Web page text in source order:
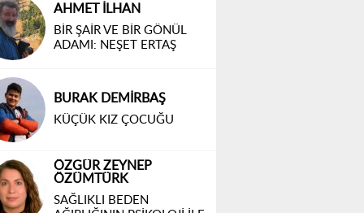
AHMET İLHAN
BİR ŞAİR VE BİR GÖNÜL
ADAMI: NEŞET ERTAŞ
BURAK DEMİRBAŞ
KÜÇÜK KIZ ÇOCUĞU
ÖZGÜR ZEYNEP
ÖZÜMTÜRK
SAĞLIKLI BEDEN